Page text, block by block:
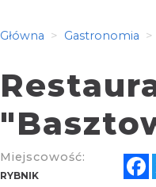
Główna Gastronomia
Miejscowość:
RYBNIK